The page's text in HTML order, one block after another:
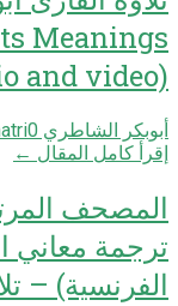
Meanings
and video)
أبوبكر الشاطري Abu Bakr Ashatri 0
إقرأ كامل المقال ←
المصحف
ترجمة معاني
الفرنسية) –